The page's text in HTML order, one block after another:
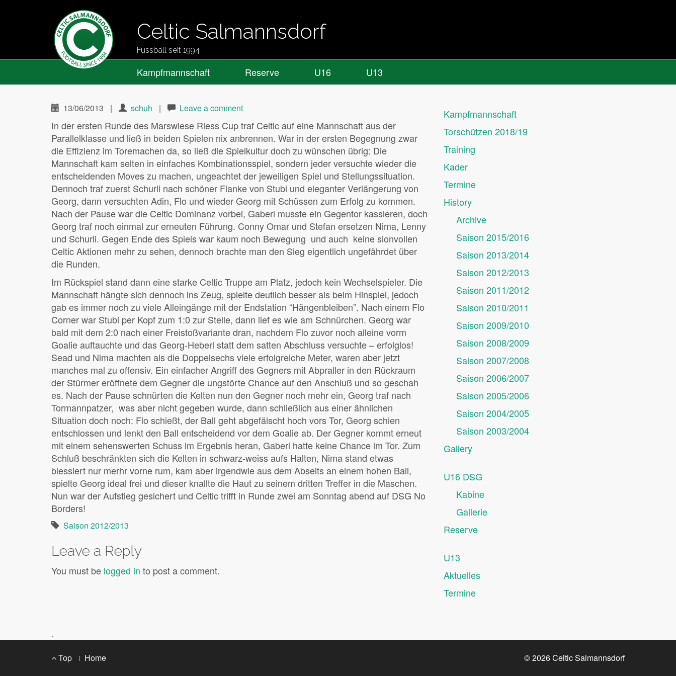
Celtic Salmannsdorf
Fussball seit 1994
Primary
Menu
Celtic SalmannsdorfKampfmannschaft Reserve U16 U13
13/06/2013 | schuh | Leave a comment
In der ersten Runde des Marswiese Riess Cup traf Celtic auf eine Mannschaft aus der
Parallelklasse und ließ in beiden Spielen nix anbrennen. War in der ersten Begegnung zwar
die Effizienz im Toremachen da, so ließ die Spielkultur doch zu wünschen übrig: Die
Mannschaft kam selten in einfaches Kombinationsspiel, sondern jeder versuchte wieder die
entscheidenden Moves zu machen, ungeachtet der jeweiligen Spiel und Stellungssituation.
Dennoch traf zuerst Schurli nach schöner Flanke von Stubi und eleganter Verlängerung von
Georg, dann versuchten Adin, Flo und wieder Georg mit Schüssen zum Erfolg zu kommen.
Nach der Pause war die Celtic Dominanz vorbei, Gaberl musste ein Gegentor kassieren, doch
Georg traf noch einmal zur erneuten Führung. Conny Omar und Stefan ersetzen Nima, Lenny
und Schurli. Gegen Ende des Spiels war kaum noch Bewegung und auch keine sionvollen
Celtic Aktionen mehr zu sehen, dennoch brachte man den Sieg eigentlich ungefährdet über
die Runden.
Im Rückspiel stand dann eine starke Celtic Truppe am Platz, jedoch kein Wechselspieler. Die
Mannschaft hängte sich dennoch ins Zeug, spielte deutlich besser als beim Hinspiel, jedoch
gab es immer noch zu viele Alleingänge mit der Endstation “Hängenbleiben”. Nach einem Flo
Corner war Stubi per Kopf zum 1:0 zur Stelle, dann lief es wie am Schnürchen. Georg war
bald mit dem 2:0 nach einer Freistoßvariante dran, nachdem Flo zuvor noch alleine vorm
Goalie auftauchte und das Georg-Heberl statt dem satten Abschluss versuchte – erfolglos!
Sead und Nima machten als die Doppelsechs viele erfolgreiche Meter, waren aber jetzt
manches mal zu offensiv. Ein einfacher Angriff des Gegners mit Abpraller in den Rückraum
der Stürmer eröffnete dem Gegner die ungstörte Chance auf den Anschluß und so geschah
es. Nach der Pause schnürten die Kelten nun den Gegner noch mehr ein, Georg traf nach
Tormannpatzer, was aber nicht gegeben wurde, dann schließlich aus einer ähnlichen
Situation doch noch: Flo schießt, der Ball geht abgefälscht hoch vors Tor, Georg schien
entschlossen und lenkt den Ball entscheidend vor dem Goalie ab. Der Gegner kommt erneut
mit einem sehenswerten Schuss im Ergebnis heran, Gaberl hatte keine Chance im Tor. Zum
Schluß beschränkten sich die Kelten in schwarz-weiss aufs Halten, Nima stand etwas
blessiert nur merhr vorne rum, kam aber irgendwie aus dem Abseits an einem hohen Ball,
spielte Georg ideal frei und dieser knallte die Haut zu seinem dritten Treffer in die Maschen.
Nun war der Aufstieg gesichert und Celtic trifft in Runde zwei am Sonntag abend auf DSG No
Borders!
Saison 2012/2013
Leave a Reply
You must be logged in to post a comment.
Kampfmannschaft
Torschützen 2018/19
Training
Kader
Termine
History
Archive
Saison 2015/2016
Saison 2013/2014
Saison 2012/2013
Saison 2011/2012
Saison 2010/2011
Saison 2009/2010
Saison 2008/2009
Saison 2007/2008
Saison 2006/2007
Saison 2005/2006
Saison 2004/2005
Saison 2003/2004
Gallery
U16 DSG
Kabine
Gallerie
Reserve
U13
Aktuelles
Termine
.
Footer
Top Home © 2026Celtic Salmannsdorf